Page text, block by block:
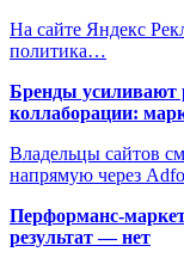
На сайте Яндекс
политика…
Бренды усиливают
коллаборации:
Владельцы сайтов
напрямую через
Перформанс-
результат — нет